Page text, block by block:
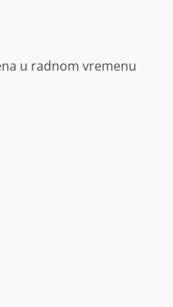
u radnom vremenu